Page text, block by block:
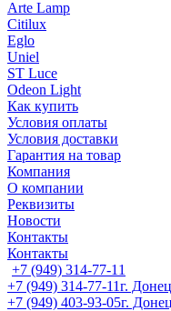
Arte Lamp
Citilux
Eglo
Uniel
ST Luce
Odeon Light
Как купить
Условия оплаты
Условия доставки
Гарантия на товар
Компания
О компании
Реквизиты
Новости
Контакты
Контакты
+7 (949) 314-77-11
+7 (949) 314-77-11г.
+7 (949) 403-93-05г.